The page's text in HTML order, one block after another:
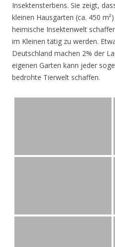
Insektensterbens. Sie zeigt,
kleinen Hausgarten (ca. 450
heimische Insektenwelt
im Kleinen tätig zu werden.
Deutschland machen 2% der
eigenen Garten kann jeder
bedrohte Tierwelt schaffen.